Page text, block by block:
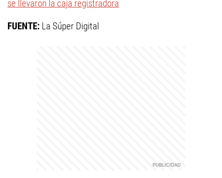
se llevaron la caja registradora
FUENTE: La Súper Digital